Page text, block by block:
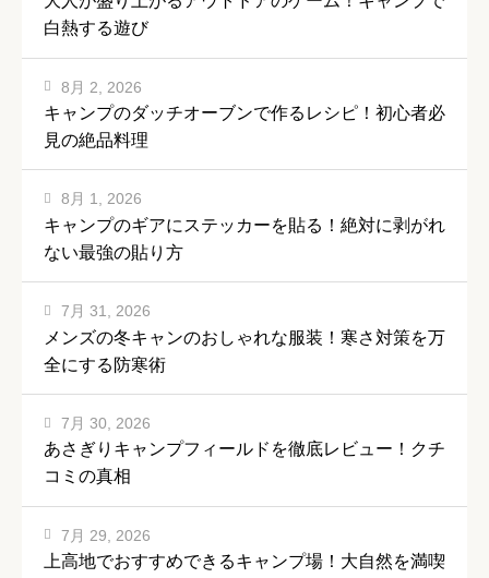
白熱する遊び
キャンプのダッチオーブンで作るレシピ！初心者必
見の絶品料理
8月 2, 2026
キャンプのギアにステッカーを貼る！絶対に剥がれ
ない最強の貼り方
8月 1, 2026
メンズの冬キャンのおしゃれな服装！寒さ対策を万
全にする防寒術
7月 31, 2026
あさぎりキャンプフィールドを徹底レビュー！クチ
コミの真相
7月 30, 2026
上高地でおすすめできるキャンプ場！大自然を満喫
7月 29, 2026